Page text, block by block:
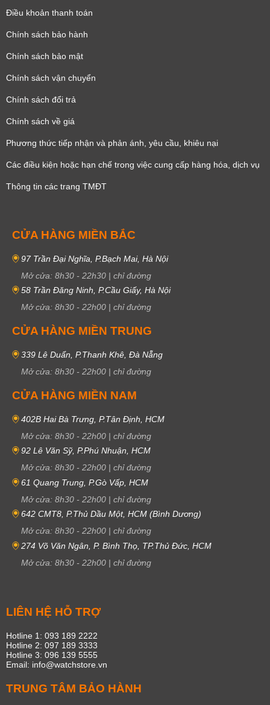
Điều khoản thanh toán
Chính sách bảo hành
Chính sách bảo mật
Chính sách vận chuyển
Chính sách đổi trả
Chính sách về giá
Phương thức tiếp nhận và phản ánh, yêu cầu, khiêu nại
Các điều kiện hoặc hạn chế trong việc cung cấp hàng hóa, dịch vụ
Thông tin các trang TMĐT
CỬA HÀNG MIỀN BẮC
97 Trần Đại Nghĩa, P.Bạch Mai, Hà Nội
Mở cửa: 8h30 - 22h30 | chỉ đường
58 Trần Đăng Ninh, P.Cầu Giấy, Hà Nội
Mở cửa: 8h30 - 22h00 | chỉ đường
CỬA HÀNG MIỀN TRUNG
339 Lê Duẩn, P.Thanh Khê, Đà Nẵng
Mở cửa: 8h30 - 22h00 | chỉ đường
CỬA HÀNG MIỀN NAM
402B Hai Bà Trưng, P.Tân Định, HCM
Mở cửa: 8h30 - 22h00 | chỉ đường
92 Lê Văn Sỹ, P.Phú Nhuận, HCM
Mở cửa: 8h30 - 22h00 | chỉ đường
61 Quang Trung, P.Gò Vấp, HCM
Mở cửa: 8h30 - 22h00 | chỉ đường
642 CMT8, P.Thủ Dầu Một, HCM (Bình Dương)
Mở cửa: 8h30 - 22h00 | chỉ đường
274 Võ Văn Ngân, P. Bình Thọ, TP.Thủ Đức, HCM
Mở cửa: 8h30 - 22h00 | chỉ đường
LIÊN HỆ HỖ TRỢ
Hotline 1: 093 189 2222
Hotline 2: 097 189 3333
Hotline 3: 096 139 5555
Email: info@watchstore.vn
TRUNG TÂM BẢO HÀNH